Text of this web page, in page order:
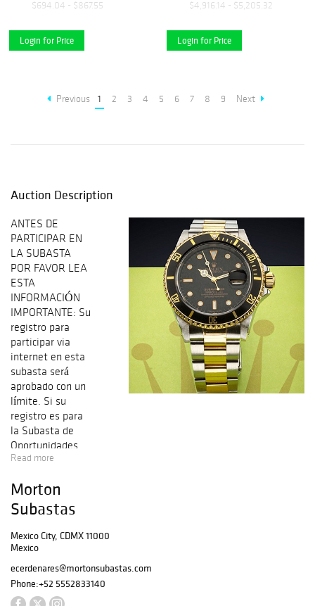
$694.04 - $867.55
Login for Price
$4,916.14 - $5,205.32
Login for Price
Previous 1 2 3 4 5 6 7 8 9 Next
Auction Description
ANTES DE
PARTICIPAR EN
LA SUBASTA
POR FAVOR LEA
ESTA
INFORMACIÓN
IMPORTANTE: Su
registro para
participar via
internet en esta
subasta será
aprobado con un
límite. Si su
registro es para
la Subasta de
Oportunidades
podrá ofertar
MXN. Si su
registro es para
nuestras
subastas de
catálogo podrá
realizar ofertas
hasta de $20,000
Read more
Morton
Subastas
Mexico City, CDMX 11000
Mexico
ecerdenares@mortonsubastas.com
Phone:+52 5552833140